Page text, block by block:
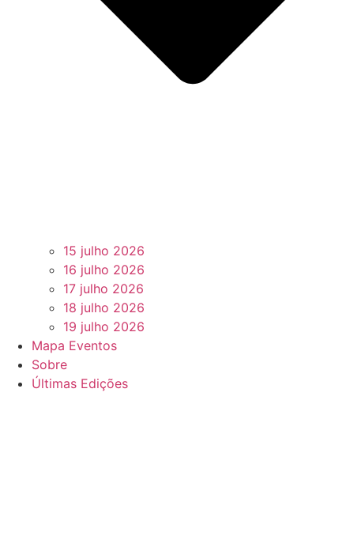
15 julho 2026
16 julho 2026
17 julho 2026
18 julho 2026
19 julho 2026
Mapa Eventos
Sobre
Últimas Edições